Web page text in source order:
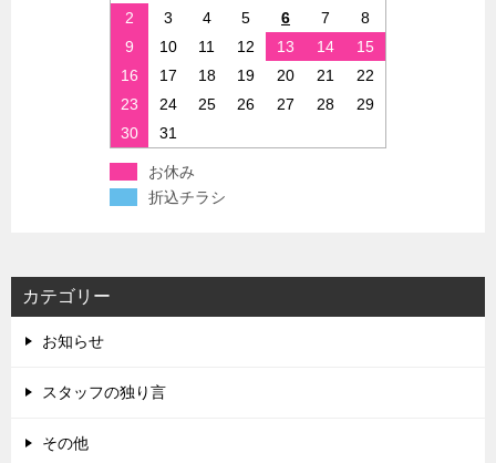
2
3 4 5 6 7
8
9
10 11 12 13 14
15
16
17 18 19 20 21
22
23
24 25 26 27 28
29
30
31
お休み
折込チラシ
カテゴリー
お知らせ
スタッフの独り言
その他